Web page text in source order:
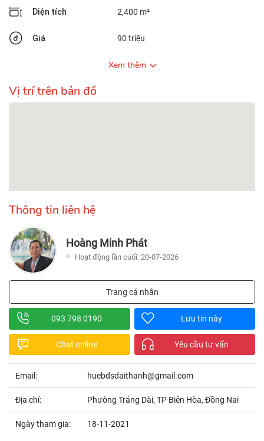
Diện tích 2,400 m²
Giá 90 triệu
Xem thêm
Vị trí trên bản đồ
Thông tin liên hệ
Hoàng Minh Phát
Hoạt động lần cuối: 20-07-2026
Trang cá nhân
093 798 0190 Lưu tin này
Chat online Yêu cầu tư vấn
Email: huebdsdaithanh@gmail.com
Địa chỉ: Phường Trảng Dài, TP Biên Hòa, Đồng Nai
Ngày tham gia: 18-11-2021